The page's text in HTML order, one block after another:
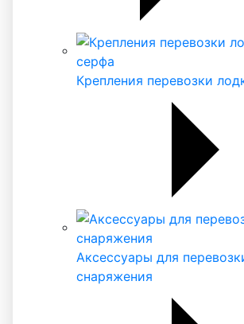
Крепления перевозки
Аксессуары для
снаряжения